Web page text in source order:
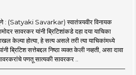
: (Satyaki Savarkar) स्वातंत्र्यवीर विनायक
सावरकर यांनी ब्रिटिशांकडे दहा दया याचिका
केल्या होत्या, हे सत्य असले तरी त्या याचिकांमध्ये
ब्रिटिश सत्तेबद्दल निष्ठा व्यक्त केली नव्हती, असा दावा
पणतू सात्यकी सावरकर ..